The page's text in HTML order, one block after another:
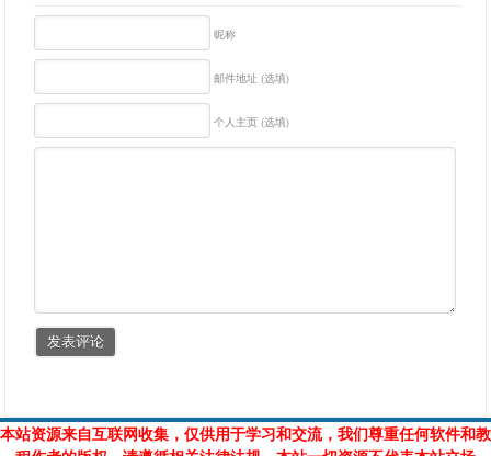
昵称
邮件地址 (选填)
个人主页 (选填)
本站资源来自互联网收集，仅供用于学习和交流，我们尊重任何软件和教